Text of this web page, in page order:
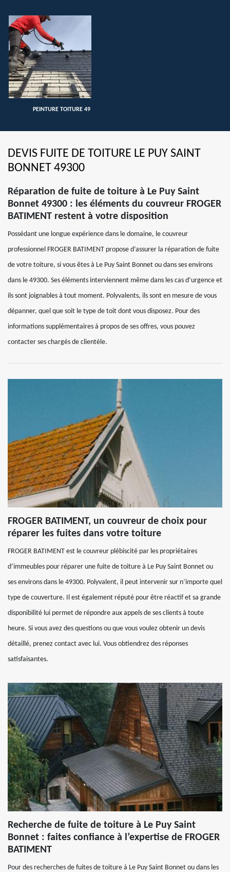
PEINTURE TOITURE 49
DEVIS FUITE DE TOITURE LE PUY SAINT
BONNET 49300
Réparation de fuite de toiture à Le Puy Saint
Bonnet 49300 : les éléments du couvreur FROGER
BATIMENT restent à votre disposition
Possédant une longue expérience dans le domaine, le couvreur
professionnel FROGER BATIMENT propose d’assurer la réparation de fuite
de votre toiture, si vous êtes à Le Puy Saint Bonnet ou dans ses environs
dans le 49300. Ses éléments interviennent même dans les cas d’urgence et
ils sont joignables à tout moment. Polyvalents, ils sont en mesure de vous
dépanner, quel que soit le type de toit dont vous disposez. Pour des
informations supplémentaires à propos de ses offres, vous pouvez
contacter ses chargés de clientèle.
FROGER BATIMENT, un couvreur de choix pour
réparer les fuites dans votre toiture
FROGER BATIMENT est le couvreur plébiscité par les propriétaires
d’immeubles pour réparer une fuite de toiture à Le Puy Saint Bonnet ou
ses environs dans le 49300. Polyvalent, il peut intervenir sur n’importe quel
type de couverture. Il est également réputé pour être réactif et sa grande
disponibilité lui permet de répondre aux appels de ses clients à toute
heure. Si vous avez des questions ou que vous voulez obtenir un devis
détaillé, prenez contact avec lui. Vous obtiendrez des réponses
satisfaisantes.
Recherche de fuite de toiture à Le Puy Saint
Bonnet : faites confiance à l’expertise de FROGER
BATIMENT
Pour des recherches de fuites de toiture à Le Puy Saint Bonnet ou dans les